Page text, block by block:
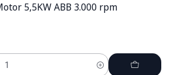
5,5KW ABB 3.000 rpm